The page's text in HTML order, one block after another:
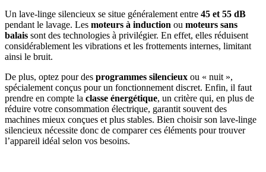
Un lave-linge silencieux se situe généralement entre 45 et 55 dB
pendant le lavage. Les moteurs à induction ou moteurs sans
balais sont des technologies à privilégier. En effet, elles réduisent
considérablement les vibrations et les frottements internes, limitant
ainsi le bruit.
De plus, optez pour des programmes silencieux ou « nuit »,
spécialement conçus pour un fonctionnement discret. Enfin, il faut
prendre en compte la classe énergétique, un critère qui, en plus de
réduire votre consommation électrique, garantit souvent des
machines mieux conçues et plus stables. Bien choisir son lave-linge
silencieux nécessite donc de comparer ces éléments pour trouver
l’appareil idéal selon vos besoins.